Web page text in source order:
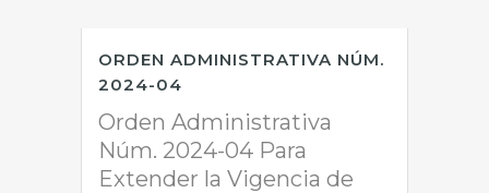
ORDEN ADMINISTRATIVA NÚM.
2024-04
Orden Administrativa
Núm. 2024-04 Para
Extender la Vigencia de